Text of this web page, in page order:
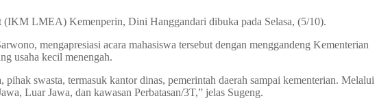
LMEA) Kemenperin, Dini Hanggandari dibuka pada Selasa, (5/10).
mengapresiasi acara mahasiswa tersebut dengan menggandeng Kementerian
usaha kecil menengah.
swasta, termasuk kantor dinas, pemerintah daerah sampai kementerian. Melalui
Luar Jawa, dan kawasan Perbatasan/3T,” jelas Sugeng.